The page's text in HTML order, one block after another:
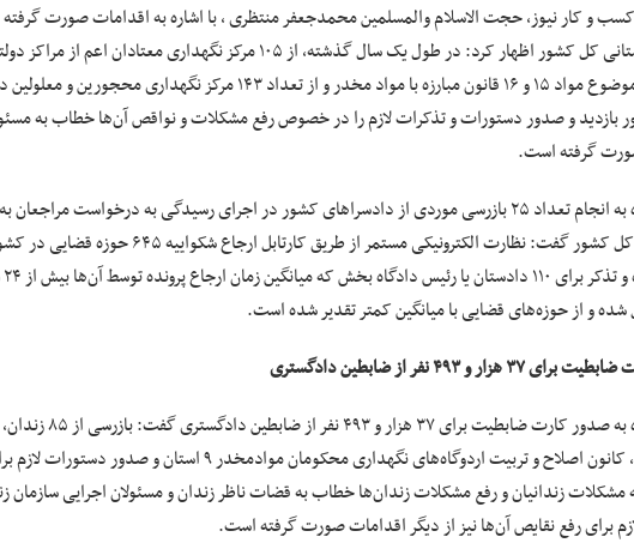
و کار نیوز، حجت الاسلام والمسلمین محمدجعفر منتظری ، با اشاره به اقدامات صورت گرفته
سوی دادستانی کل کشور اظهار کرد: در طول یک سال گذشته، از ۱۰۵ مرکز نگهداری معتادان اعم از
بازدید و صدور دستورات و تذکرات لازم را در خصوص رفع مشکلات و نواقص آن‌ها خطاب به
گرفته است.
وی با اشاره به انجام تعداد ۲۵ بازرسی موردی از دادسراهای کشور در اجرای رسیدگی به درخواست مراجعان به
دادستانی کل کشور گفت: نظارت الکترونیکی مستمر از طریق کارتابل ارجاع شکواییه ۶۴۵ حوزه
شده و از حوزه‌های قضایی با میانگین کمتر تقدیر شده است.
هزار و ۴۹۳ نفر از ضابطین دادگستری
وی با اشاره به صدور کارت ضابطیت برای ۳۷ هزار و ۴۹۳ نفر از ضابطین دادگستری گفت: بازرسی از ۸۵ زندان،
بازداشتگاه، کانون اصلاح و تربیت اردوگاه‌های نگهداری محکومان موادمخدر ۹ استان و صدور
زندانیان و رفع مشکلات زندان‌ها خطاب به قضات ناظر زندان و مسئولان اجرایی سازمان
برای رفع نقایص آن‌ها نیز از دیگر اقدامات صورت گرفته است.